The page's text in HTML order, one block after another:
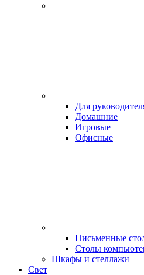
Для
Домашние
Игровые
Офисные
Письменные
Столы
Шкафы и стеллажи
Свет